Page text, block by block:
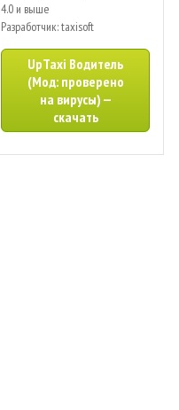
4.0 и выше
Разработчик: taxisoft
UpTaxi Водитель
(Мод: проверено
на вирусы) —
скачать